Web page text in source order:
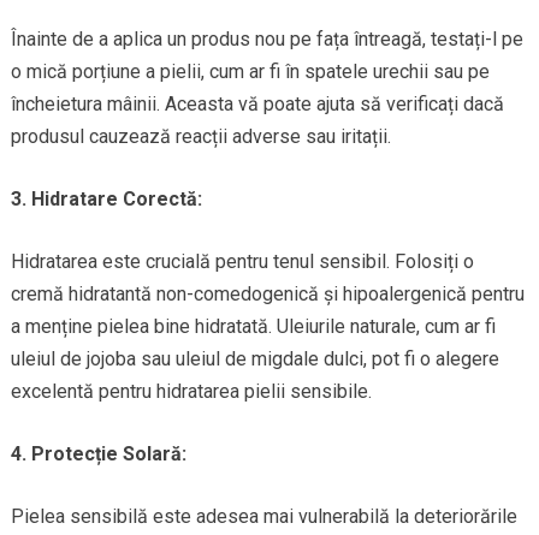
Înainte de a aplica un produs nou pe fața întreagă, testați-l pe
o mică porțiune a pielii, cum ar fi în spatele urechii sau pe
încheietura mâinii. Aceasta vă poate ajuta să verificați dacă
produsul cauzează reacții adverse sau iritații.
3. Hidratare Corectă:
Hidratarea este crucială pentru tenul sensibil. Folosiți o
cremă hidratantă non-comedogenică și hipoalergenică pentru
a menține pielea bine hidratată. Uleiurile naturale, cum ar fi
uleiul de jojoba sau uleiul de migdale dulci, pot fi o alegere
excelentă pentru hidratarea pielii sensibile.
4. Protecție Solară:
Pielea sensibilă este adesea mai vulnerabilă la deteriorările